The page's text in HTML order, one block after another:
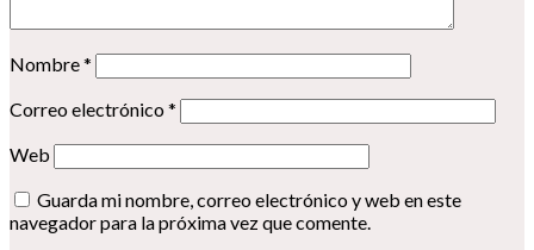
Nombre*
Correo electrónico*
Web
Guarda mi nombre, correo electrónico y web en este
navegador para la próxima vez que comente.